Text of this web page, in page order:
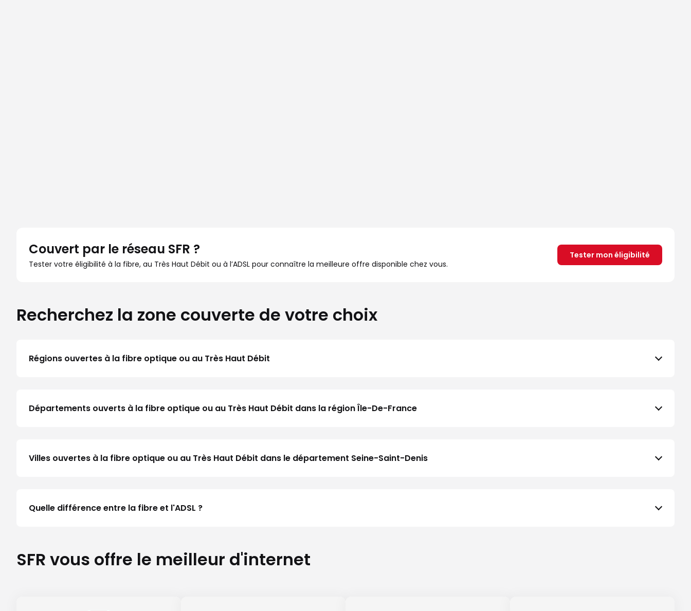
Couvert par le réseau SFR ?
Tester votre éligibilité à la fibre, au Très Haut Débit ou à l’ADSL pour connaître la meilleure offre disponible chez vous.
Tester mon éligibilité
Recherchez la zone couverte de votre choix
Régions ouvertes à la fibre optique ou au Très Haut Débit
Départements ouverts à la fibre optique ou au Très Haut Débit dans la région Île-De-France
Villes ouvertes à la fibre optique ou au Très Haut Débit dans le département Seine-Saint-Denis
Quelle différence entre la fibre et l'ADSL ?
SFR vous offre le meilleur d'internet